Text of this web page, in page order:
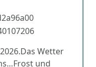
Wetter
und